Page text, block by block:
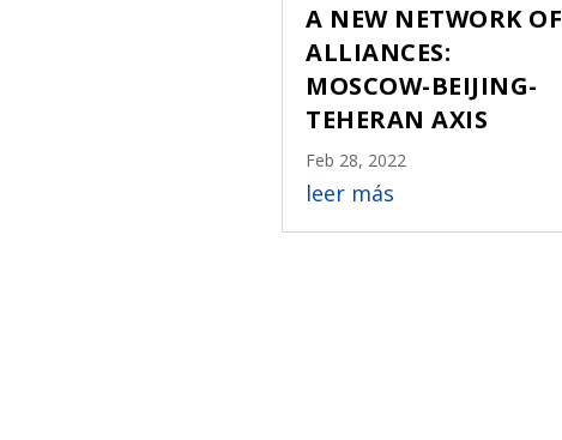
A NEW NETWORK OF
ALLIANCES:
MOSCOW-BEIJING-
TEHERAN AXIS
Feb 28, 2022
leer más